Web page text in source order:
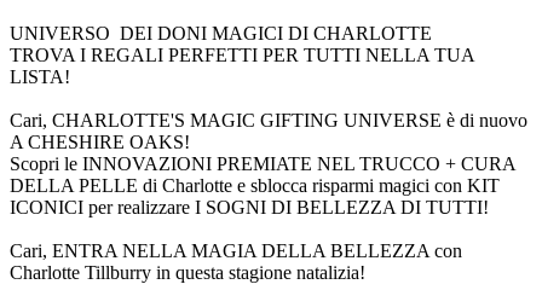
UNIVERSO DEI DONI MAGICI DI CHARLOTTE
TROVA I REGALI PERFETTI PER TUTTI NELLA TUA
LISTA!
Cari, CHARLOTTE'S MAGIC GIFTING UNIVERSE è di nuovo
A CHESHIRE OAKS!
Scopri le INNOVAZIONI PREMIATE NEL TRUCCO + CURA
DELLA PELLE di Charlotte e sblocca risparmi magici con KIT
ICONICI per realizzare I SOGNI DI BELLEZZA DI TUTTI!
Cari, ENTRA NELLA MAGIA DELLA BELLEZZA con
Charlotte Tillburry in questa stagione natalizia!